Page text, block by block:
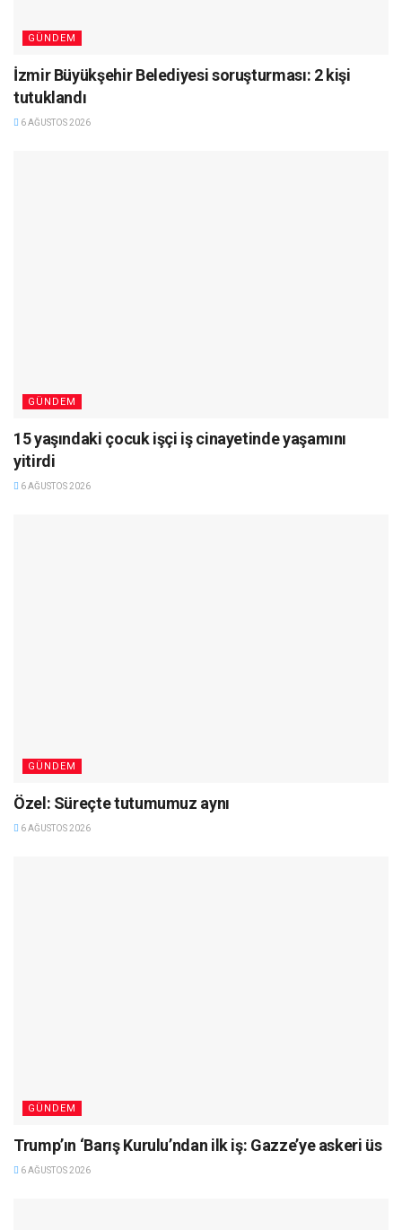
GÜNDEM
İzmir Büyükşehir Belediyesi soruşturması: 2 kişi
tutuklandı
6 AĞUSTOS 2026
GÜNDEM
15 yaşındaki çocuk işçi iş cinayetinde yaşamını
yitirdi
6 AĞUSTOS 2026
GÜNDEM
Özel: Süreçte tutumumuz aynı
6 AĞUSTOS 2026
GÜNDEM
Trump’ın ‘Barış Kurulu’ndan ilk iş: Gazze’ye askeri üs
6 AĞUSTOS 2026